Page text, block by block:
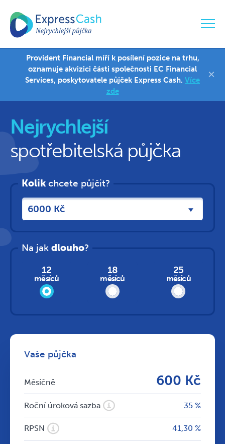
Ostrava
Valérie Šlégrová
770 330 322
Provident Financial míří k posílení pozice na trhu,
oznamuje akvizici části společnosti EC Financial
Services, poskytovatele půjček Express Cash. Více
zde
×
Nejrychlejší
spotřebitelská půjčka
Kolik chcete půjčit?
Na jakdlouho?
12
měsíců
18
měsíců
25
měsíců
Vaše půjčka
Měsíčně 600 Kč
Roční úroková sazba 35 %
RPSN 41,30 %